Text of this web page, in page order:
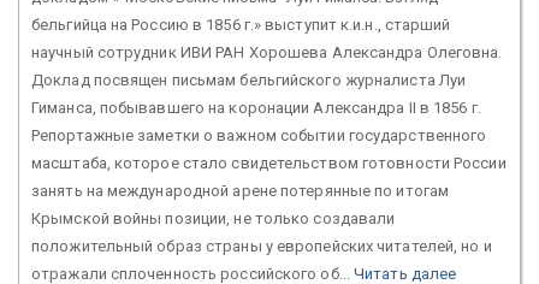
бельгийца на Россию в 1856 г.» выступит к.и.н., старший
научный сотрудник ИВИ РАН Хорошева Александра Олеговна.
Доклад посвящен письмам бельгийского журналиста Луи
Гиманса, побывавшего на коронации Александра II в 1856 г.
Репортажные заметки о важном событии государственного
масштаба, которое стало свидетельством готовности России
занять на международной арене потерянные по итогам
Крымской войны позиции, не только создавали
положительный образ страны у европейских читателей, но и
отражали сплоченность российского об... Читать далее